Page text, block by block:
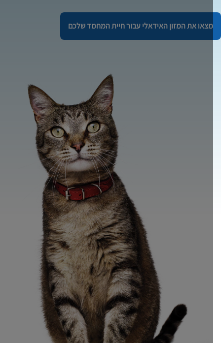
מצאו את המזון האידאלי עבור חיית המחמד שלכם